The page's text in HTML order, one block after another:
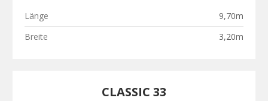
Länge
9,70m
Breite
3,20m
CLASSIC 33